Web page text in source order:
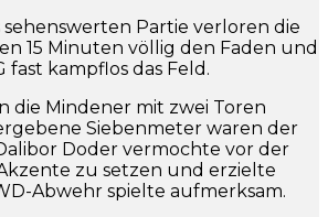
Partie verloren die
15 Minuten völlig den Faden und
fast kampflos das Feld.
die Mindener mit zwei Toren
Siebenmeter waren der
Doder vermochte vor der
zu setzen und erzielte
Abwehr spielte aufmerksam.